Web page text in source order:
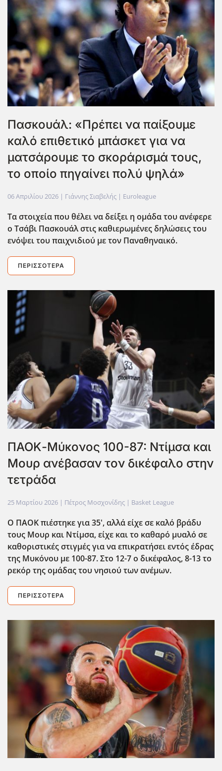
Πασκουάλ: «Πρέπει να παίξουμε
καλό επιθετικό μπάσκετ για να
ματσάρουμε το σκοράρισμά τους,
το οποίο πηγαίνει πολύ ψηλά»
06 Απριλίου 2026 | Γιάννης Σιαβελής | Euroleague
Τα στοιχεία που θέλει να δείξει η ομάδα του ανέφερε
ο Τσάβι Πασκουάλ στις καθιερωμένες δηλώσεις του
ενόψει του παιχνιδιού με τον Παναθηναικό.
ΠΕΡΙΣΣΌΤΕΡΑ
ΠΑΟΚ-Μύκονος 100-87: Ντίμσα και
Μουρ ανέβασαν τον δικέφαλο στην
τετράδα
25 Μαρτίου 2026 | Πέτρος Μοσχονίδης | Basket League
Ο ΠΑΟΚ πιέστηκε για 35', αλλά είχε σε καλό βράδυ
τους Μουρ και Ντίμσα, είχε και το καθαρό μυαλό σε
καθοριστικές στιγμές για να επικρατήσει εντός έδρας
της Μυκόνου με 100-87. Στο 12-7 ο δικέφαλος, 8-13 το
ρεκόρ της ομάδας του νησιού των ανέμων.
ΠΕΡΙΣΣΌΤΕΡΑ